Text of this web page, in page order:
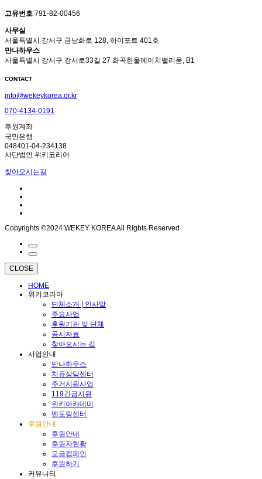
고유번호 791-82-00456
사무실
서울특별시 강서구 금낭화로 128, 하이포트 401호
만나하우스
서울특별시 강서구 강서로33길 27 화곡한울에이치밸리움, B1
CONTACT
info@wekeykorea.or.kr
070-4134-0191
후원계좌
국민은행
048401-04-234138
사단법인 위키코리아
찾아오시는길
Copyrights ©2024 WEKEY KOREA All Rights Reserved
CLOSE
HOME
위키코리아
단체소개 | 인사말
주요사업
후원기관 및 단체
공시자료
찾아오시는 길
사업안내
만나하우스
치유상담센터
주거지원사업
119긴급지원
위키아카데미
멘토링센터
후원안내
후원안내
후원자현황
모금캠페인
후원하기
커뮤니티